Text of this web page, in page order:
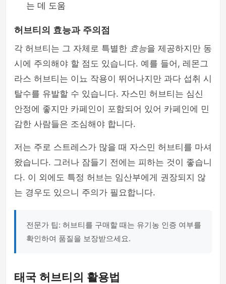
는 데 도움
허브티의 효능과 주의점
각 허브티는 그 자체로 특별한 효능을 제공하지만 동
시에 주의해야 할 점도 있습니다. 예를 들어, 레몬그
라스 허브티는 이뇨 작용이 뛰어나지만 과다 섭취 시
탈수를 유발할 수 있습니다. 자스민 허브티는 심신
안정에 좋지만 카페인이 포함되어 있어 카페인에 민
감한 사람들은 조심해야 합니다.
저는 주로 스트레스가 많을 때 자스민 허브티를 마셔
왔습니다. 그러나 잠들기 전에는 피하는 것이 좋습니
다. 이 외에도 특정 허브는 임산부에게 권장되지 않
는 경우도 있으니 주의가 필요합니다.
전문가 팁: 허브티를 구매할 때는 유기농 인증 여부를
확인하여 품질을 보장받으세요.
태국 허브티의 활용법